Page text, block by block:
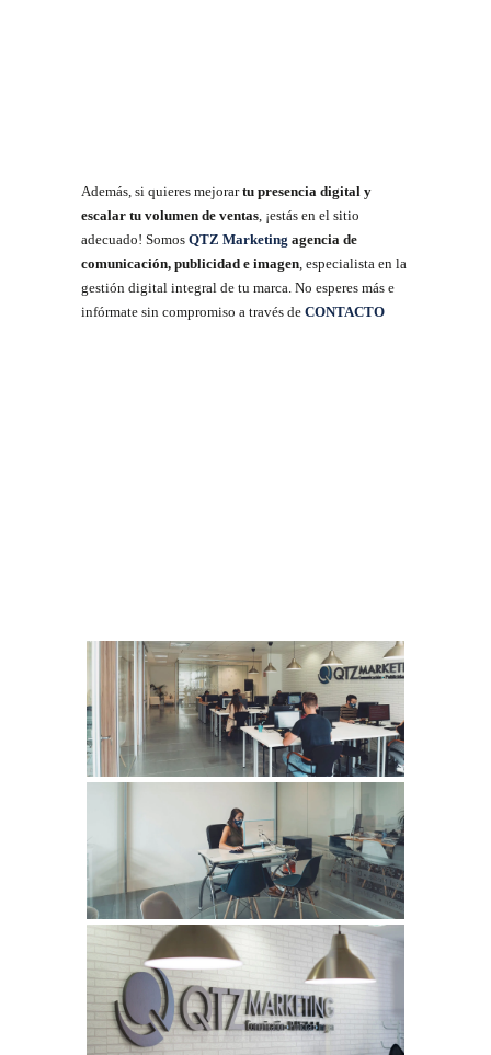
Además, si quieres mejorartu presencia digital y
escalar tu volumen de ventas , ¡estás en el sitio
adecuado! Somos QTZ Marketing agencia de
comunicación, publicidad e imagen , especialista en la
gestión digital integral de tu marca. No esperes más e
infórmate sin compromiso a través de CONTACTO